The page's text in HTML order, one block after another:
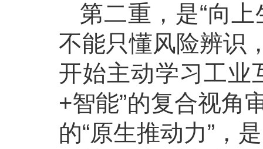
第二重，是“向
不能只懂风险辨识
开始主动学习工业
+智能”的复合视角
的“原生推动力”，